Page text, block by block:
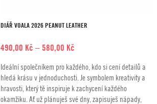
DIÁŘ VOALA 2026 PEANUT LEATHER
490,00 Kč –580,00 KčRozpětí
490,00 Kč
až
580,00 Kč
Ideální společníkem pro každého, kdo si cení detailů a
hledá krásu v jednoduchosti. Je symbolem kreativity a
hravosti, který tě inspiruje k zachycení každého
okamžiku. Ať už plánuješ své dny, zapisuješ nápady,